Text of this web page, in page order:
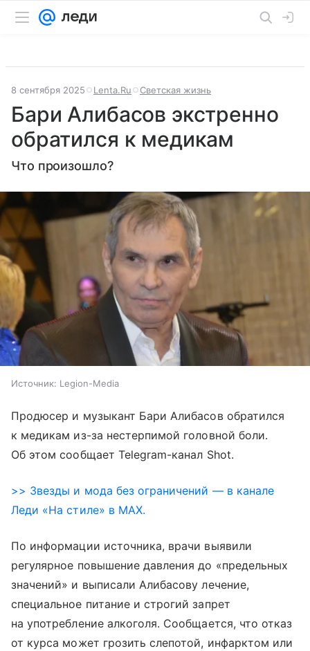
8 сентября 2025 Lenta.Ru Светская жизнь
Бари Алибасов экстренно
обратился к медикам
Что произошло?
Источник: Legion-Media
Продюсер и музыкант Бари Алибасов обратился
к медикам из-за нестерпимой головной боли.
Об этом сообщает Telegram-канал Shot.
>> Звезды и мода без ограничений — в канале
Леди «На стиле» в MAX.
По информации источника, врачи выявили
регулярное повышение давления до «предельных
значений» и выписали Алибасову лечение,
специальное питание и строгий запрет
на употребление алкоголя. Сообщается, что отказ
от курса может грозить слепотой, инфарктом или